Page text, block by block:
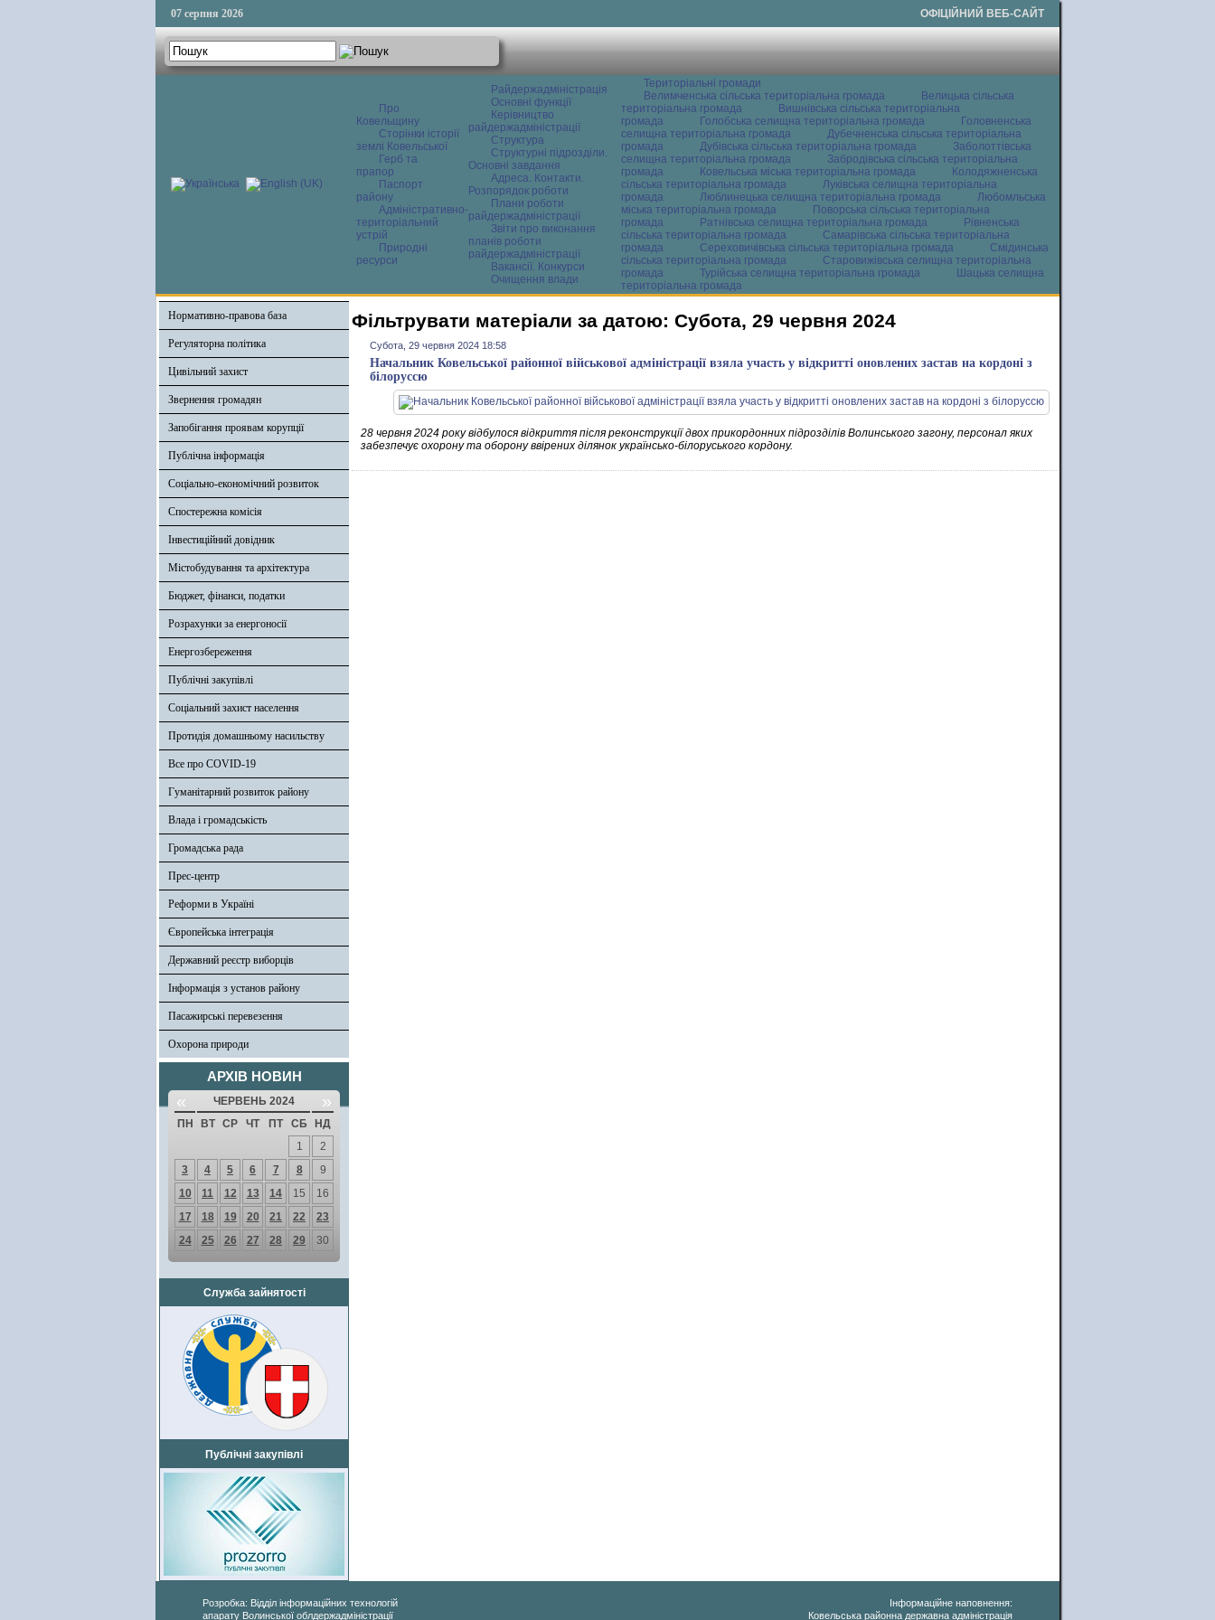
07 серпня 2026 ОФІЦІЙНИЙ ВЕБ-САЙТ
Про
Ковельщину
Сторінки історії
землі Ковельської
Герб та
прапор
Паспорт
району
Адміністративно-
територіальний
устрій
Природні
ресурси
Райдержадміністрація
Основні функції
Керівництво
райдержадміністрації
Структура
Структурні підрозділи.
Основні завдання
Адреса. Контакти.
Розпорядок роботи
Плани роботи
райдержадміністрації
Звіти про виконання
планів роботи
райдержадміністрації
Вакансії. Конкурси
Очищення влади
Територіальні громади
Велимченська сільська територіальна громада
Велицька сільська
територіальна громада
Вишнівська сільська територіальна
громада
Голобська селищна територіальна громада
Головненська
селищна територіальна громада
Дубечненська сільська територіальна
громада
Дубівська сільська територіальна громада
Заболоттівська
селищна територіальна громада
Забродівська сільська територіальна
громада
Ковельська міська територіальна громада
Колодяжненська
сільська територіальна громада
Луківська селищна територіальна
громада
Люблинецька селищна територіальна громада
Любомльська
міська територіальна громада
Поворська сільська територіальна
громада
Ратнівська селищна територіальна громада
Рівненська
сільська територіальна громада
Самарівська сільська територіальна
громада
Сереховичівська сільська територіальна громада
Смідинська
сільська територіальна громада
Старовижівська селищна територіальна
громада
Турійська селищна територіальна громада
Шацька селищна
територіальна громада
Нормативно-правова база
Регуляторна політика
Цивільний захист
Звернення громадян
Запобігання проявам корупції
Публічна інформація
Соціально-економічний розвиток
Спостережна комісія
Інвестиційний довідник
Містобудування та архітектура
Бюджет, фінанси, податки
Розрахунки за енергоносії
Енергозбереження
Публічні закупівлі
Соціальний захист населення
Протидія домашньому насильству
Все про COVID-19
Гуманітарний розвиток району
Влада і громадськість
Громадська рада
Прес-центр
Реформи в Україні
Європейська інтеграція
Державний реєстр виборців
Інформація з установ району
Пасажирські перевезення
Охорона природи
АРХІВ НОВИН
« ЧЕРВЕНЬ 2024 »
ПН ВТ СР ЧТ ПТ СБ
НД
1
2
3
4 5 6 7 8
9
10
11 12 13 14 15
16
17
18 19 20 21 22
23
24
25 26 27 28 29 30
Служба зайнятості
Публічні закупівлі
Фільтрувати матеріали за датою: Субота, 29 червня 2024
Субота, 29 червня 2024 18:58
Начальник Ковельської районної військової адміністрації взяла участь у відкритті оновлених застав на кордоні з
білоруссю
28 червня 2024 року відбулося відкриття після реконструкції двох прикордонних підрозділів Волинського загону, персонал яких
забезпечує охорону та оборону ввірених ділянок українсько-білоруського кордону.
Розробка: Відділ інформаційних технологій
апарату Волинської облдержадміністрації
Інформаційне наповнення:
Ковельська районна державна адміністрація